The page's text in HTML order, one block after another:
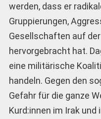
werden, dass er
Gruppierungen,
Gesellschaften auf
hervorgebracht hat.
eine militärische
handeln. Gegen den
Gefahr für die ganze
Kurd:innen im Irak